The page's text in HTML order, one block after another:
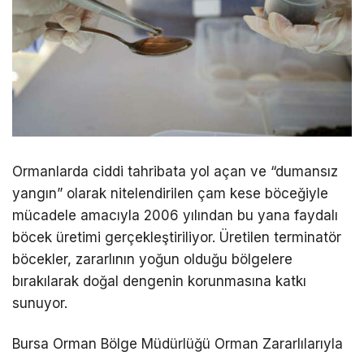
Ormanlarda ciddi tahribata yol açan ve “dumansız
yangın” olarak nitelendirilen çam kese böceğiyle
mücadele amacıyla 2006 yılından bu yana faydalı
böcek üretimi gerçekleştiriliyor. Üretilen terminatör
böcekler, zararlının yoğun olduğu bölgelere
bırakılarak doğal dengenin korunmasına katkı
sunuyor.
Bursa Orman Bölge Müdürlüğü Orman Zararlılarıyla